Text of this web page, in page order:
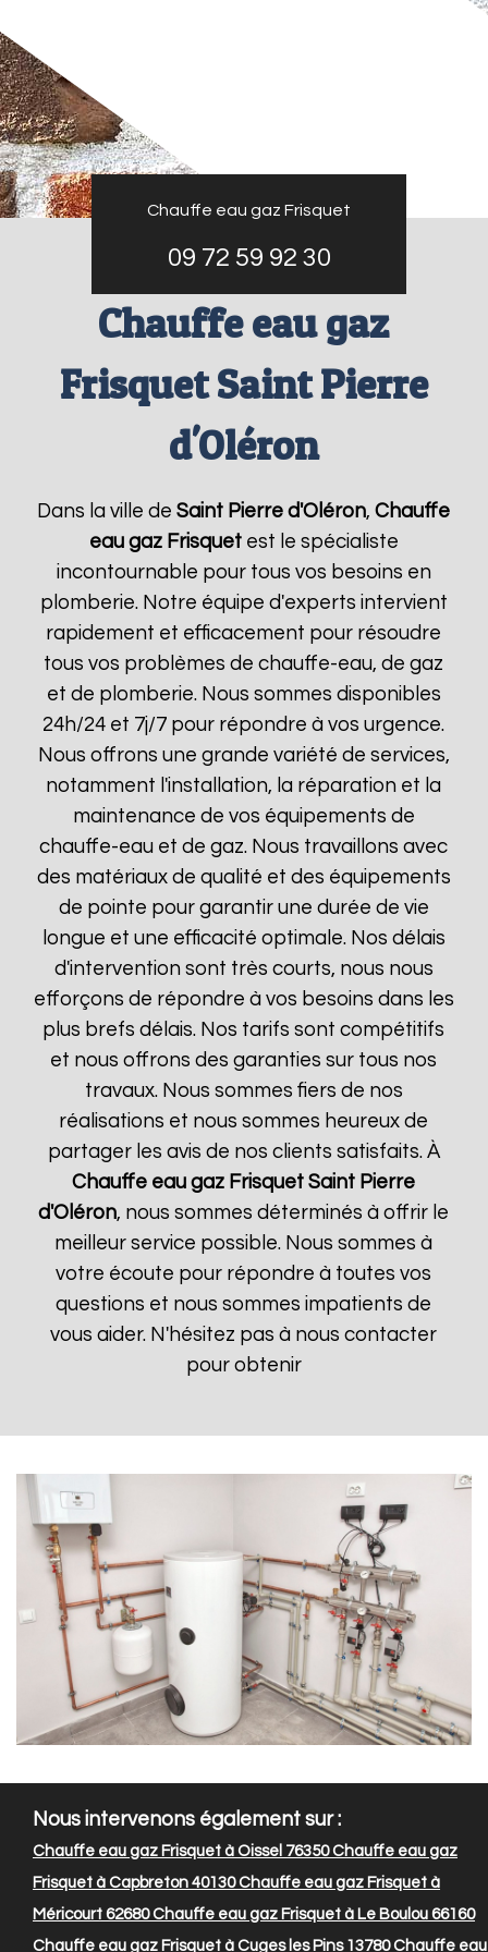
Chauffe eau gaz Frisquet
09 72 59 92 30
Chauffe eau gaz
Frisquet Saint Pierre
d'Oléron
Dans la ville deSaint Pierre d'Oléron,Chauffe
eau gaz Frisquetest le spécialiste
incontournable pour tous vos besoins en
plomberie. Notre équipe d'experts intervient
rapidement et efficacement pour résoudre
tous vos problèmes de chauffe-eau, de gaz
et de plomberie. Nous sommes disponibles
24h/24 et 7j/7 pour répondre à vos urgence.
Nous offrons une grande variété de services,
notamment l'installation, la réparation et la
maintenance de vos équipements de
chauffe-eau et de gaz. Nous travaillons avec
des matériaux de qualité et des équipements
de pointe pour garantir une durée de vie
longue et une efficacité optimale. Nos délais
d'intervention sont très courts, nous nous
efforçons de répondre à vos besoins dans les
plus brefs délais. Nos tarifs sont compétitifs
et nous offrons des garanties sur tous nos
travaux. Nous sommes fiers de nos
réalisations et nous sommes heureux de
partager les avis de nos clients satisfaits. À
Chauffe eau gaz Frisquet Saint Pierre
d'Oléron, nous sommes déterminés à offrir le
meilleur service possible. Nous sommes à
votre écoute pour répondre à toutes vos
questions et nous sommes impatients de
vous aider. N'hésitez pas à nous contacter
pour obtenir
Nous intervenons également sur :
Chauffe eau gaz Frisquet à Oissel 76350Chauffe eau gaz
Frisquet à Capbreton 40130Chauffe eau gaz Frisquet à
Méricourt 62680Chauffe eau gaz Frisquet à Le Boulou 66160
Chauffe eau gaz Frisquet à Cuges les Pins 13780Chauffe eau